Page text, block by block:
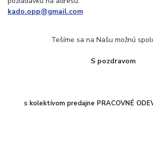
kado.opp@gmail.com
Tešíme sa na Našu možnú
S pozdravom
s kolektívom predajne PRACOVNÉ